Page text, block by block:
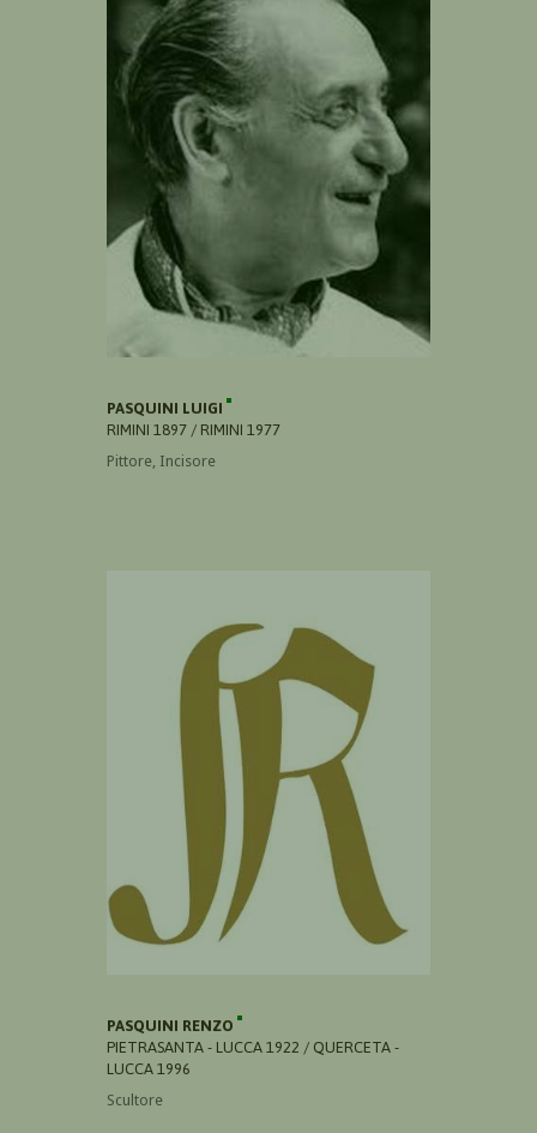
PASQUINI LUIGI
RIMINI 1897 / RIMINI 1977
Pittore, Incisore
PASQUINI RENZO
PIETRASANTA - LUCCA 1922 / QUERCETA -
LUCCA 1996
Scultore